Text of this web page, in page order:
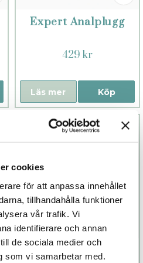
cookies
för att anpassa innehållet
tillhandahålla funktioner
vår trafik. Vi
identifierare och annan
de sociala medier och
som vi samarbetar med.
Expert Analplugg
429 kr
Köp
Läs mer
Twitch